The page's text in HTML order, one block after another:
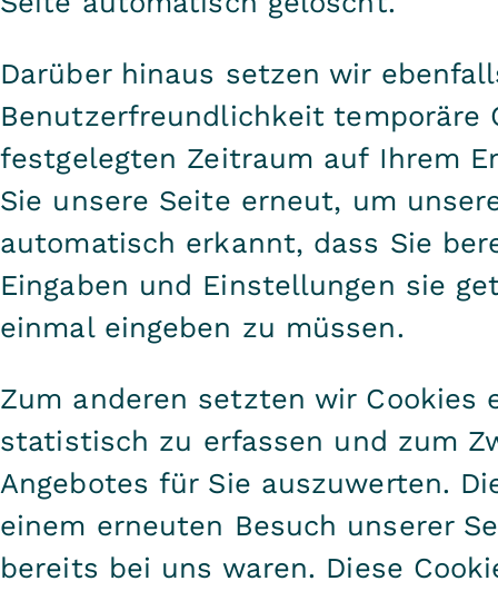
Darüber hinaus setzen wir
Benutzerfreundlichkeit temporäre
festgelegten Zeitraum auf Ihrem
Sie unsere Seite erneut, um
automatisch erkannt, dass Sie
Eingaben und Einstellungen sie
einmal eingeben zu müssen.
Zum anderen setzten wir Cookies
statistisch zu erfassen und zum
Angebotes für Sie auszuwerten.
einem erneuten Besuch unserer
bereits bei uns waren. Diese